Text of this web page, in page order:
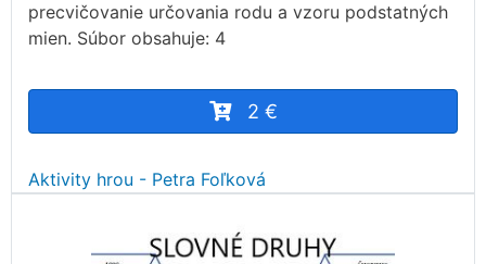
precvičovanie určovania rodu a vzoru podstatných
mien. Súbor obsahuje: 4
2 €
Aktivity hrou - Petra Foľková